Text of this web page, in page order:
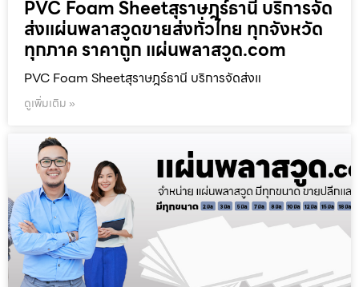
PVC Foam Sheetสุราษฎร์ธานี บริการจัด
ส่งแผ่นพลาสวูดขายส่งทั่วไทย ทุกจังหวัด
ทุกภาค ราคาถูก แผ่นพลาสวูด.com
PVC Foam Sheetสุราษฎร์ธานี บริการจัดส่งแ
ดูเพิ่มเติม »